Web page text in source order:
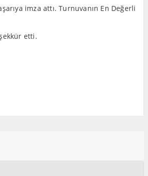
imza attı. Turnuvanın En Değerli
etti.